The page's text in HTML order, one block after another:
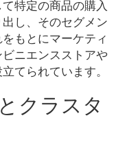
特定の商品の購入
し、そのセグメン
もとにマーケティ
ニエンスストアや
てられています。
クラスタ